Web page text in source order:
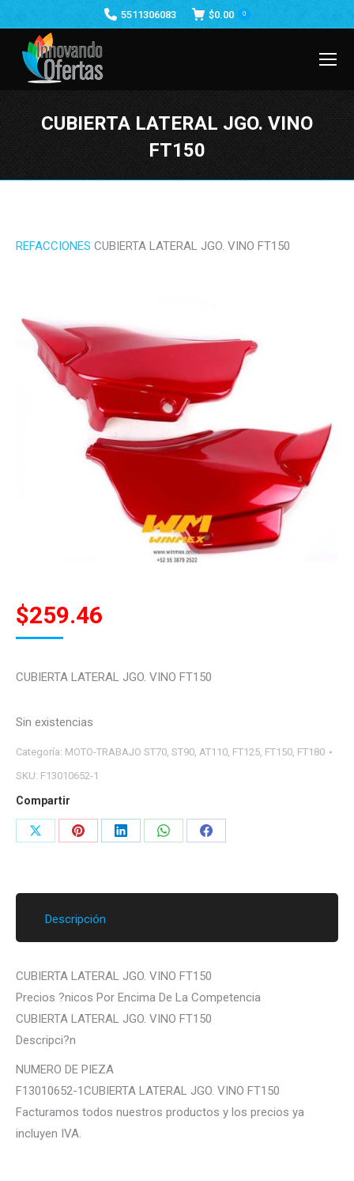
5511306083 $0.00 0
CUBIERTA LATERAL JGO. VINO
FT150
REFACCIONES CUBIERTA LATERAL JGO. VINO FT150
$259.46
CUBIERTA LATERAL JGO. VINO FT150
Sin existencias
Categoría: MOTO-TRABAJO ST70, ST90, AT110, FT125, FT150, FT180
SKU: F13010652-1
Compartir
Share
Share
Share
Share
Share
Descripción
CUBIERTA LATERAL JGO. VINO FT150
Precios ?nicos Por Encima De La Competencia
CUBIERTA LATERAL JGO. VINO FT150
Descripci?n
NUMERO DE PIEZA
F13010652-1CUBIERTA LATERAL JGO. VINO FT150
Facturamos todos nuestros productos y los precios ya
incluyen IVA.